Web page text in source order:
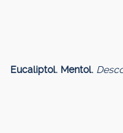
Eucaliptol. Mentol.